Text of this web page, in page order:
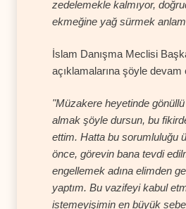
zedelemekle kalmıyor,
ekmeğine yağ sürmek
İslam Danışma Meclisi
açıklamalarına şöyle devam
"Müzakere heyetinde
almak şöyle dursun, bu
ettim. Hatta bu sorumluluğu
önce, görevin bana tevdi
engellemek adına elimden
yaptım. Bu vazifeyi kabul
istemeyişimin en büyük